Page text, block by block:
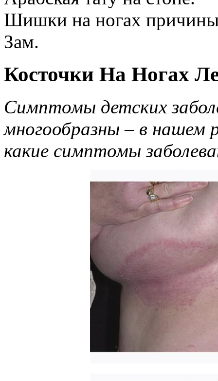
Шишки на ногах
Зам.
Косточки На Ногах
Симптомы детских
многообразны – в нашем
какие симптомы